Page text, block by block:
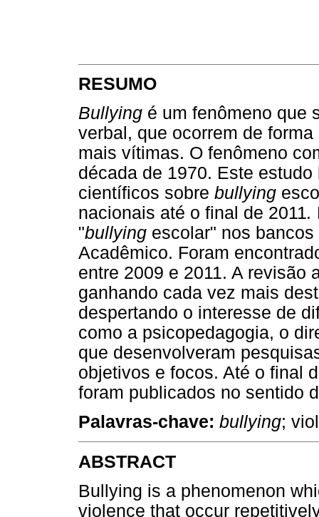
RESUMO
Bullying é um fenômeno que
verbal, que ocorrem de
mais vítimas. O fenômeno
década de 1970. Este
científicos sobre bullying
nacionais até o final de 2011.
"bullying escolar" nos
Acadêmico. Foram
entre 2009 e 2011. A revisão
ganhando cada vez mais
despertando o interesse de
como a psicopedagogia, o
que desenvolveram
objetivos e focos. Até o final
foram publicados no sentido
Palavras-chave: bullying;
ABSTRACT
Bullying is a phenomenon
violence that occur